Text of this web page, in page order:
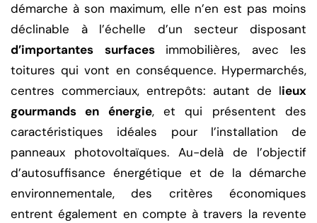
démarche à son maximum, elle n’en est pas moins
déclinable à l’échelle d’un secteur disposant
d’importantes surfaces immobilières, avec les
toitures qui vont en conséquence. Hypermarchés,
centres commerciaux, entrepôts: autant de lieux
gourmands en énergie, et qui présentent des
caractéristiques idéales pour l’installation de
panneaux photovoltaïques. Au-delà de l’objectif
d’autosuffisance énergétique et de la démarche
environnementale, des critères économiques
entrent également en compte à travers la revente